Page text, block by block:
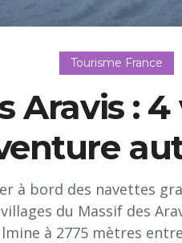
Tourisme France
Aravis :
à bord des navettes
du Massif des
à 2775 mètres